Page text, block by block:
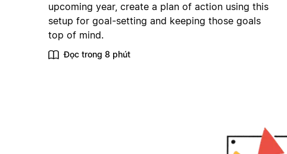
upcoming year, create a plan of action using this
setup for goal-setting and keeping those goals
top of mind.
Đọc trong 8 phút